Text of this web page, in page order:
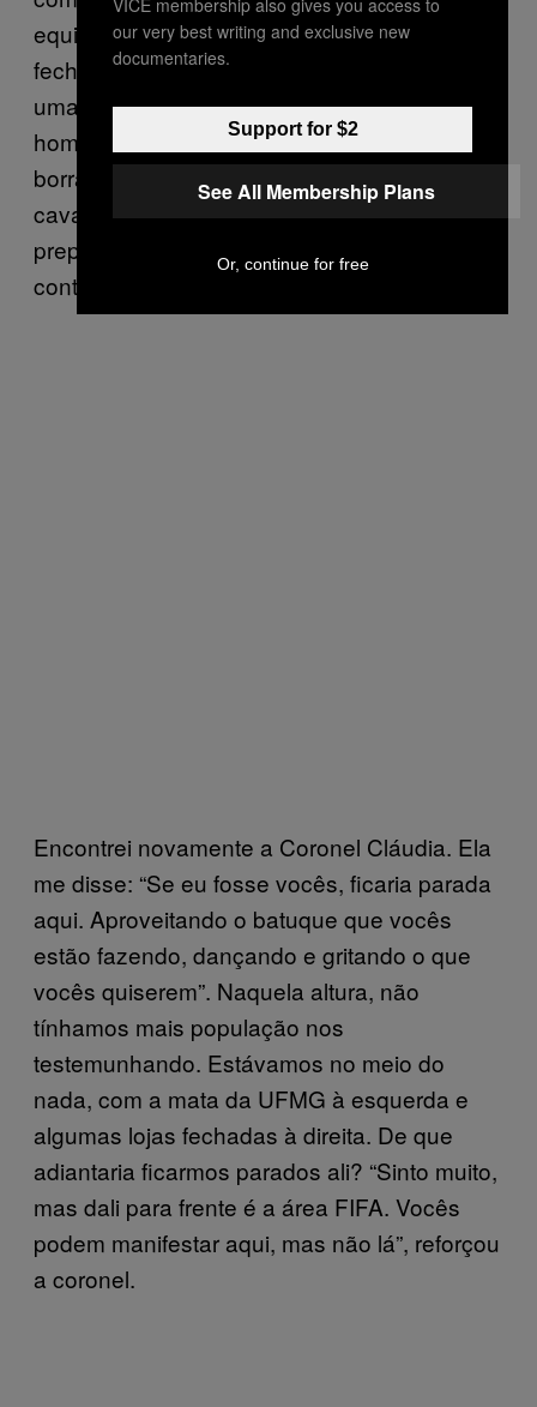
equipamento de repressão, apenas caras
fechadas. Por trás deles, um pouco atrás,
uma grande fileira do choque, com muitos
homens armados com bombas e balas de
borracha seguidos de um batalhão da
cavalaria. Era um sinal de que eles estavam
preparados para reprimir quem tentasse
continuar caminhando.
Encontrei novamente a Coronel Cláudia. Ela
me disse: “Se eu fosse vocês, ficaria parada
aqui. Aproveitando o batuque que vocês
estão fazendo, dançando e gritando o que
vocês quiserem”. Naquela altura, não
tínhamos mais população nos
testemunhando. Estávamos no meio do
nada, com a mata da UFMG à esquerda e
algumas lojas fechadas à direita. De que
adiantaria ficarmos parados ali? “Sinto muito,
mas dali para frente é a área FIFA. Vocês
podem manifestar aqui, mas não lá”, reforçou
a coronel.
our very best writing and exclusive new
documentaries.
Support for $2
See All Membership Plans
Or, continue for free